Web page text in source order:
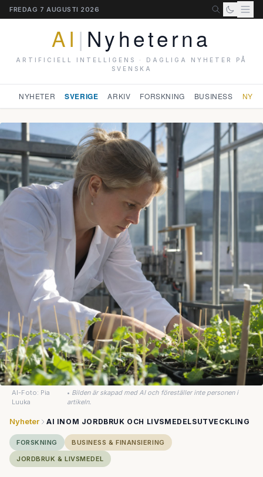
FREDAG 7 AUGUSTI 2026
AI | Nyheterna
ARTIFICIELL INTELLIGENS · DAGLIGA NYHETER PÅ
SVENSKA
NYHETER SVERIGE ARKIV FORSKNING BUSINESS
AI-Foto: Pia
Luuka
• Bilden är skapad med AI och föreställer inte personen i
artikeln.
Nyheter AI INOM JORDBRUK OCH LIVSMEDELSUTVECKLING
FORSKNING
BUSINESS & FINANSIERING
JORDBRUK & LIVSMEDEL